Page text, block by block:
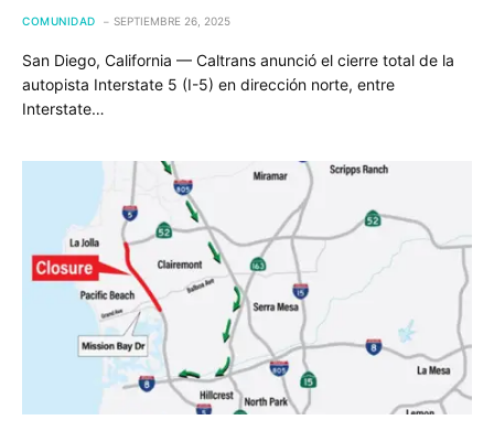
COMUNIDAD SEPTIEMBRE 26, 2025
San Diego, California — Caltrans anunció el cierre total de la
autopista Interstate 5 (I-5) en dirección norte, entre
Interstate…